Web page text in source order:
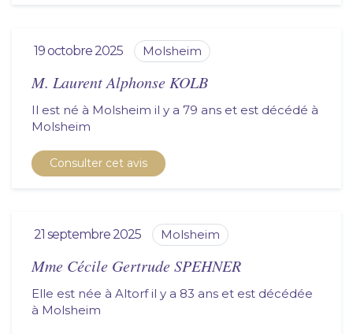
19 octobre 2025 molsheim
M. Laurent Alphonse KOLB
Il est né à Molsheim il y a 79 ans et est décédé à
molsheim
Consulter cet avis
21 septembre 2025 molsheim
Mme Cécile Gertrude SPEHNER
Elle est née à Altorf il y a 83 ans et est décédée
à
molsheim